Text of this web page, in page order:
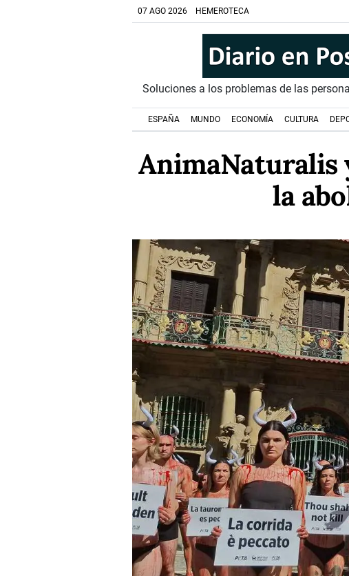
07 AGO 2026 HEMEROTECA
Soluciones a los problemas de las
ESPAÑA MUNDO ECONOMÍA CULTURA
AnimaNaturalis
la